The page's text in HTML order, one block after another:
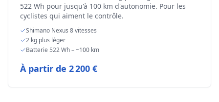
522 Wh pour jusqu'à 100 km d'autonomie. Pour les
cyclistes qui aiment le contrôle.
Shimano Nexus 8 vitesses
2 kg plus léger
Batterie 522 Wh – ~100 km
À partir de 2 200 €